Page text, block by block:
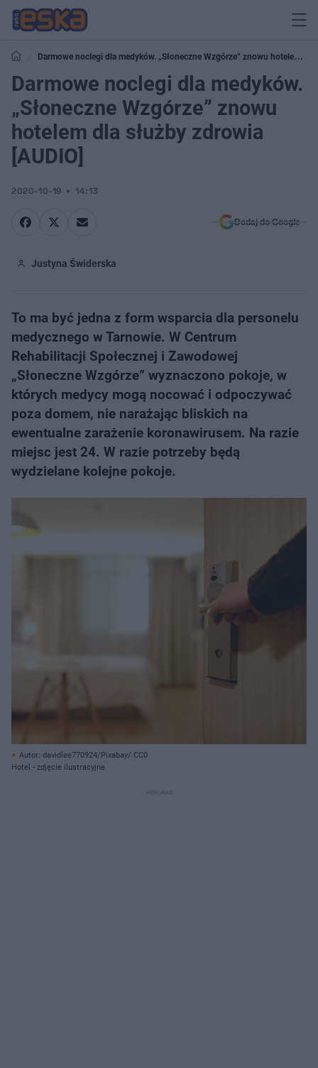
Darmowe noclegi dla medyków. „Słoneczne Wzgórze” znowu hotelem dla
służby zdrowia [AUDIO]
Darmowe noclegi dla medyków.
„Słoneczne Wzgórze” znowu
hotelem dla służby zdrowia
[AUDIO]
2020-10-19 14:13
Dodaj do Google
Justyna Świderska
To ma być jedna z form wsparcia dla personelu
medycznego w Tarnowie. W Centrum
Rehabilitacji Społecznej i Zawodowej
„Słoneczne Wzgórze” wyznaczono pokoje, w
których medycy mogą nocować i odpoczywać
poza domem, nie narażając bliskich na
ewentualne zarażenie koronawirusem. Na razie
miejsc jest 24. W razie potrzeby będą
wydzielane kolejne pokoje.
Autor: davidlee770924/Pixabay/ CC0
Hotel - zdjęcie ilustracyjne